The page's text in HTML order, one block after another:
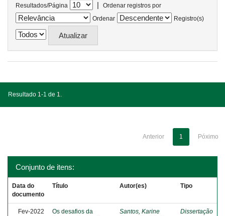
Resultados/Página |
Ordenar registros por
Ordenar
Registro(s)
Resultado 1-1 de 1.
Anterior 1 Póximo
Conjunto de itens:
Data do
documento
Título Autor(es) Tipo
Fev-2022
Os desafios da
Santos, Karine
Dissertação